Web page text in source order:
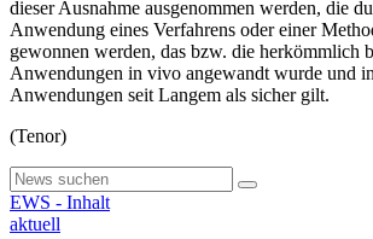
dieser Ausnahme ausgenommen werden, die
Anwendung eines Verfahrens oder einer
gewonnen werden, das bzw. die herkömmlich
Anwendungen in vivo angewandt wurde und
Anwendungen seit Langem als sicher gilt.
(Tenor)
EWS - Inhalt
aktuell